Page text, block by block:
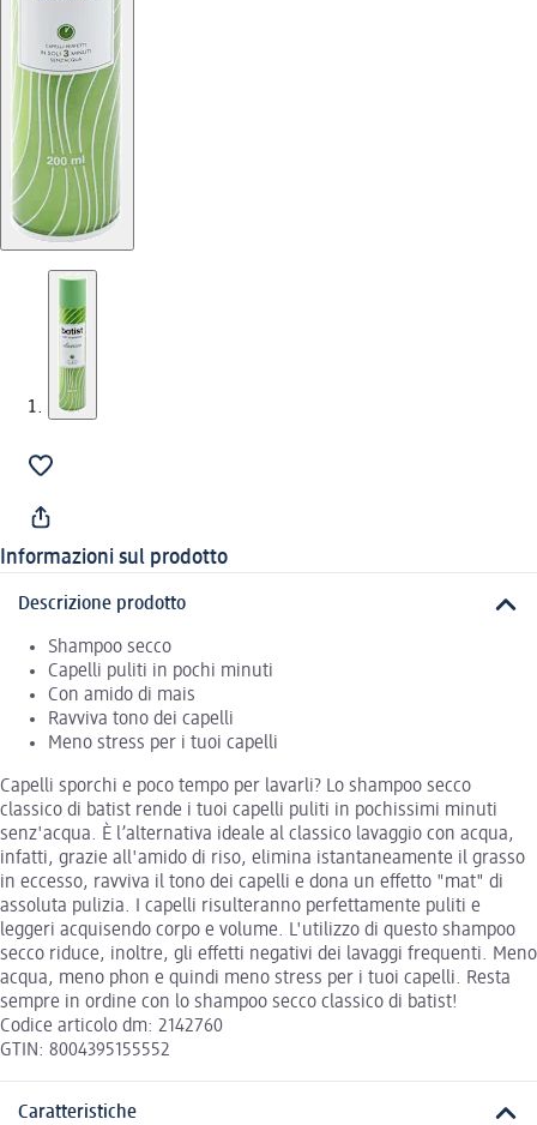
Informazioni sul prodotto
Descrizione prodotto
Shampoo secco
Capelli puliti in pochi minuti
Con amido di mais
Ravviva tono dei capelli
Meno stress per i tuoi capelli
Capelli sporchi e poco tempo per lavarli? Lo shampoo secco
classico di batist rende i tuoi capelli puliti in pochissimi minuti
senz'acqua. È l’alternativa ideale al classico lavaggio con acqua,
infatti, grazie all'amido di riso, elimina istantaneamente il grasso
in eccesso, ravviva il tono dei capelli e dona un effetto "mat" di
assoluta pulizia. I capelli risulteranno perfettamente puliti e
leggeri acquisendo corpo e volume. L'utilizzo di questo shampoo
secco riduce, inoltre, gli effetti negativi dei lavaggi frequenti. Meno
acqua, meno phon e quindi meno stress per i tuoi capelli. Resta
sempre in ordine con lo shampoo secco classico di batist!
Codice articolo dm: 2142760
GTIN: 8004395155552
Caratteristiche